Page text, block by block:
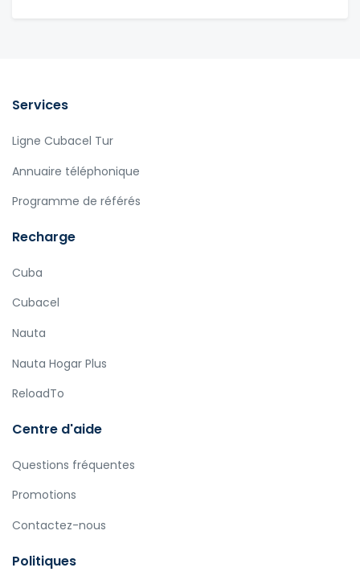
Services
Ligne Cubacel Tur
Annuaire téléphonique
Programme de référés
Recharge
Cuba
Cubacel
Nauta
Nauta Hogar Plus
ReloadTo
Centre d'aide
Questions fréquentes
Promotions
Contactez-nous
Politiques